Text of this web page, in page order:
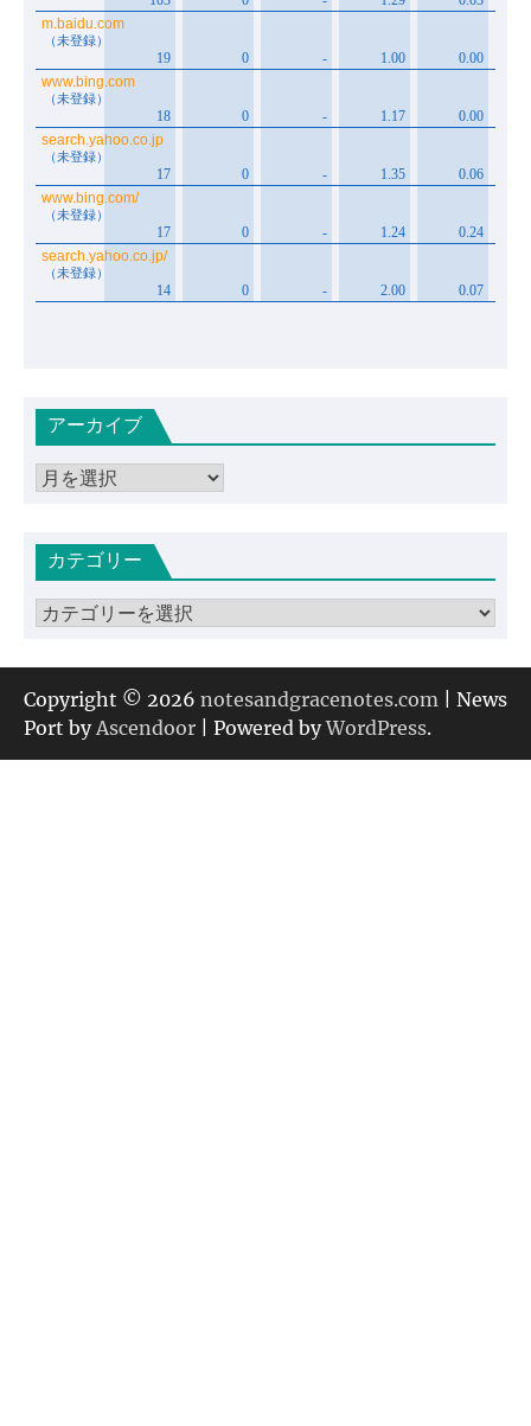
アーカイブ
ア
イカテゴリー
カ
ゴ
リ
ー
Copyright © 2026 notesandgracenotes.com | News
Port byAscendoor | Powered byWordPress.